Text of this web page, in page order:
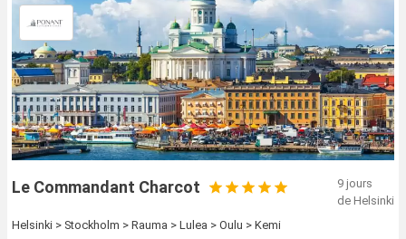
Le Commandant Charcot
9 jours
de Helsinki
Helsinki > Stockholm > Rauma > Lulea > Oulu > Kemi